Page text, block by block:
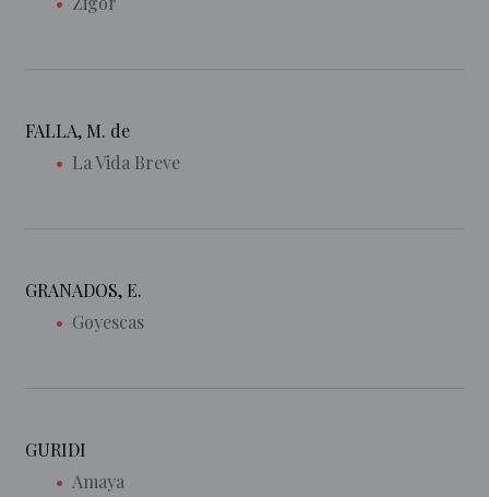
FALLA, M. de
La Vida Breve
GRANADOS, E.
Goyescas
GURIDI
Amaya